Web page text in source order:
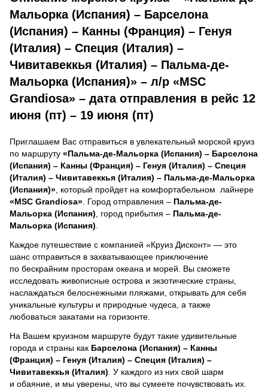
Мальорка (Испания) – Барселона
(Испания) – Канны (Франция) – Генуя
(Италия) – Специя (Италия) –
Чивитавеккья (Италия) – Пальма-де-
Мальорка (Испания)» – л/р «MSC
Grandiosa» – дата отправления в рейс 12
июня (пт) – 19 июня (пт)
Приглашаем Вас отправиться в увлекательный морской круиз
по маршруту «Пальма-де-Мальорка (Испания) – Барселона
(Испания) – Канны (Франция) – Генуя (Италия) – Специя
(Италия) – Чивитавеккья (Италия) – Пальма-де-Мальорка
(Испания)» , который пройдет на комфортабельном лайнере
«MSC Grandiosa» . Город отправления – Пальма-де-
Мальорка (Испания) , город прибытия – Пальма-де-
Мальорка (Испания)
Каждое путешествие с компанией «Круиз Дисконт» — это
шанс отправиться в захватывающее приключение
по бескрайним просторам океана и морей. Вы сможете
исследовать живописные острова и экзотические страны,
наслаждаться белоснежными пляжами, открывать для себя
уникальные культуры и природные чудеса, а также
любоваться закатами на горизонте.
На Вашем круизном маршруте будут такие удивительные
города и страны как Барселона (Испания) – Канны
(Франция) – Генуя (Италия) – Специя (Италия) –
Чивитавеккья (Италия) . У каждого из них свой шарм
и обаяние, и мы уверены, что вы сумеете почувствовать их.